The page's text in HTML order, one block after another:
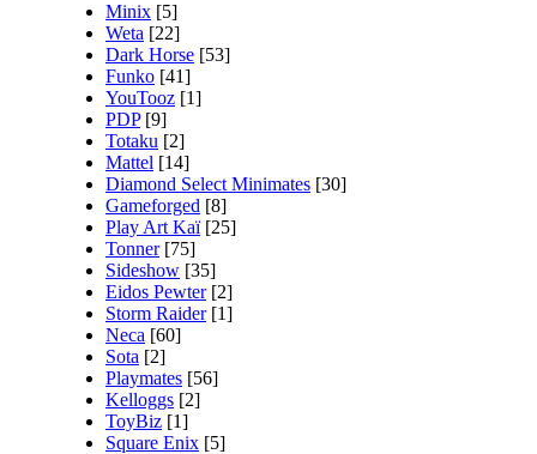
Minix [5]
Weta [22]
Dark Horse [53]
Funko [41]
YouTooz [1]
PDP [9]
Totaku [2]
Mattel [14]
Diamond Select Minimates [30]
Gameforged [8]
Play Art Kaï [25]
Tonner [75]
Sideshow [35]
Eidos Pewter [2]
Storm Raider [1]
Neca [60]
Sota [2]
Playmates [56]
Kelloggs [2]
ToyBiz [1]
Square Enix [5]